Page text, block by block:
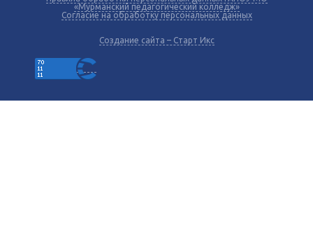
«Мурманский педагогический колледж»
Согласие на обработку персональных данных
Создание сайта – Старт Икс